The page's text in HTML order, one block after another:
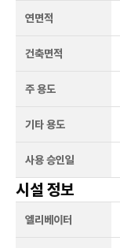
연면적
건축면적
주 용도
기타 용도
사용 승인일
시설 정보
엘리베이터